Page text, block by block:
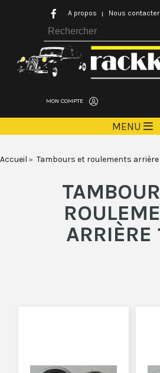
MON COMPTE
MENU
Accueil Tambours et roulements arrière
ARRIÈRE
A propos Nous contacter